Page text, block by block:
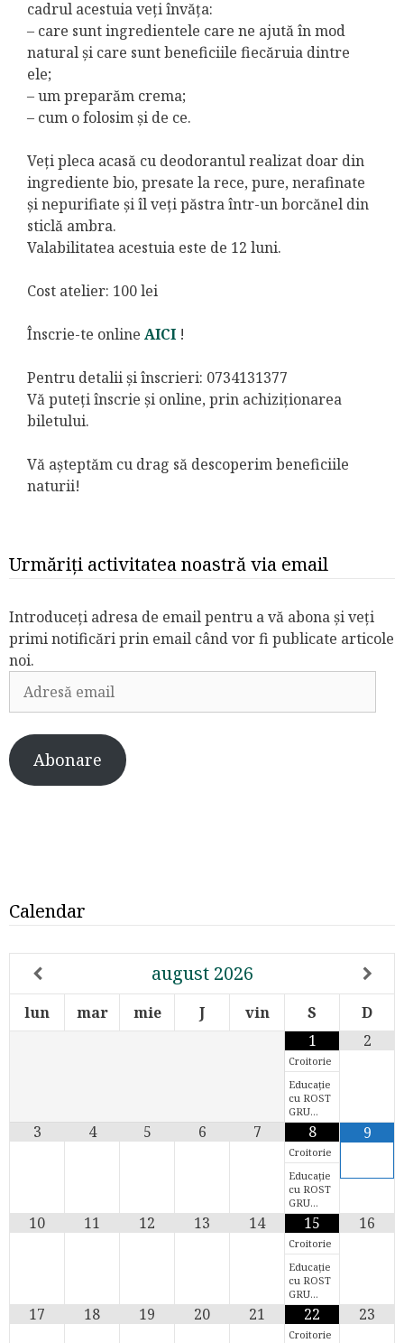
cadrul acestuia veți învăța:
– care sunt ingredientele care ne ajută în mod
natural și care sunt beneficiile fiecăruia dintre
ele;
– um preparăm crema;
– cum o folosim și de ce.
Veți pleca acasă cu deodorantul realizat doar din
ingrediente bio, presate la rece, pure, nerafinate
și nepurifiate și îl veți păstra într-un borcănel din
sticlă ambra.
Valabilitatea acestuia este de 12 luni.
Cost atelier: 100 lei
Înscrie-te online AICI !
Pentru detalii și înscrieri: 0734131377
Vă puteți înscrie și online, prin achiziționarea
biletului.
Vă așteptăm cu drag să descoperim beneficiile
naturii!
Urmăriți activitatea noastră via email
Introduceți adresa de email pentru a vă abona și veți
primi notificări prin email când vor fi publicate articole
noi.
Adresă
email
Abonare
Calendar
august 2026
lun mar mie J vin S
D
1
Croitorie
Educație
cu ROST
GRU…
2
3 4 5 6 7 8
Croitorie
Educație
cu ROST
GRU…
9
10 11 12 13 14 15
Croitorie
Educație
cu ROST
GRU…
16
17 18 19 20 21 22
Croitorie
23